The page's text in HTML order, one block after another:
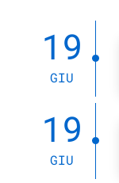
19
GIU
19
GIU